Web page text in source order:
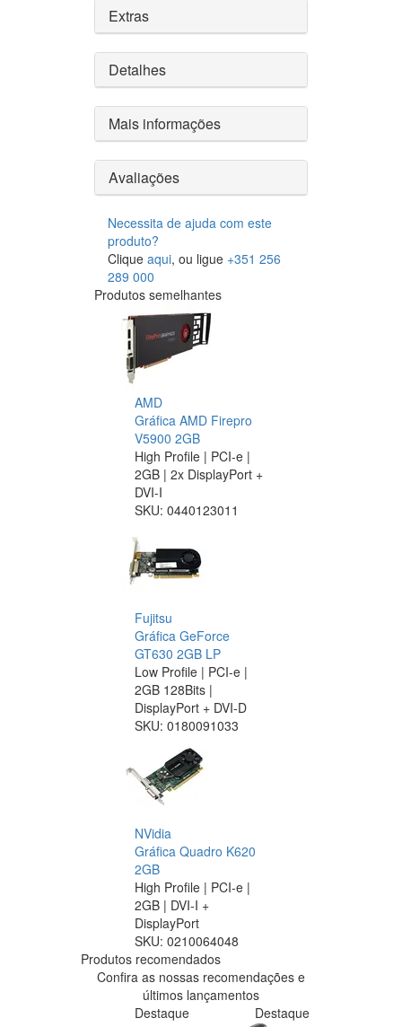
Extras
Detalhes
Mais informações
Avaliações
Necessita de ajuda com este
produto?
Clique aqui, ou ligue +351 256
289 000
Produtos semelhantes
AMD
Gráfica AMD Firepro
V5900 2GB
High Profile | PCI-e |
2GB | 2x DisplayPort +
DVI-I
SKU: 0440123011
Fujitsu
Gráfica GeForce
GT630 2GB LP
Low Profile | PCI-e |
2GB 128Bits |
DisplayPort + DVI-D
SKU: 0180091033
NVidia
Gráfica Quadro K620
2GB
High Profile | PCI-e |
2GB | DVI-I +
DisplayPort
SKU: 0210064048
Produtos recomendados
Confira as nossas recomendações e
últimos lançamentos
Destaque
Destaque